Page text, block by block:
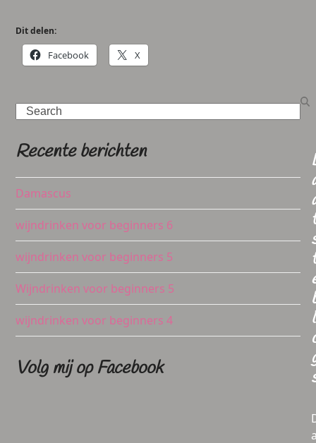
Dit delen:
Facebook X
Search
Recente berichten
Damascus
wijndrinken voor beginners 6
wijndrinken voor beginners 5
Wijndrinken voor beginners 5
wijndrinken voor beginners 4
Volg mij op Facebook
t
t
l